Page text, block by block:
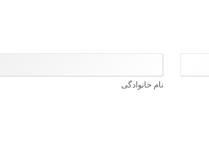
نام خانوادگی